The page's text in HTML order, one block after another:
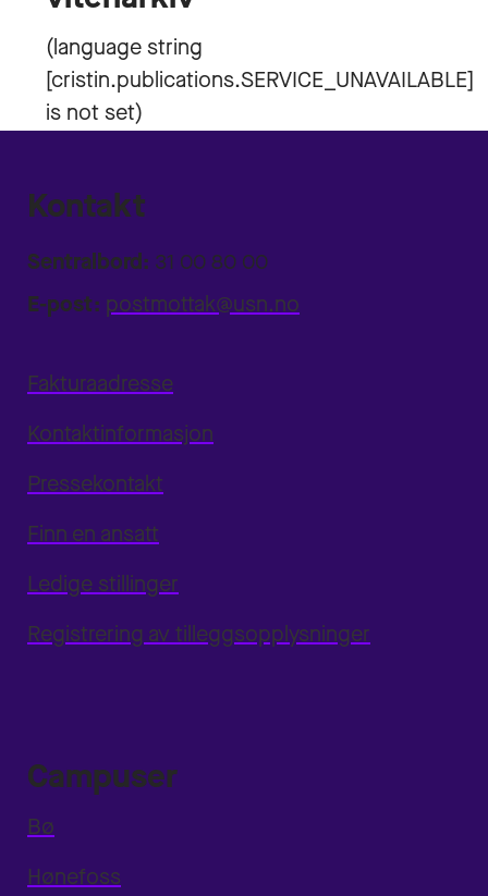
Kontakt
Sentralbord: 31 00 80 00
E-post: postmottak@usn.no
Fakturaadresse
Kontaktinformasjon
Pressekontakt
Finn en ansatt
Ledige stillinger
Registrering av tilleggsopplysninger
Campuser
Bø
Hønefoss